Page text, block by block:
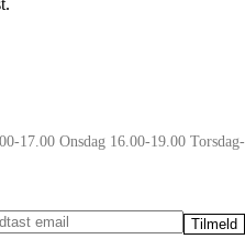
17.00 Onsdag 16.00-19.00 Torsdag-